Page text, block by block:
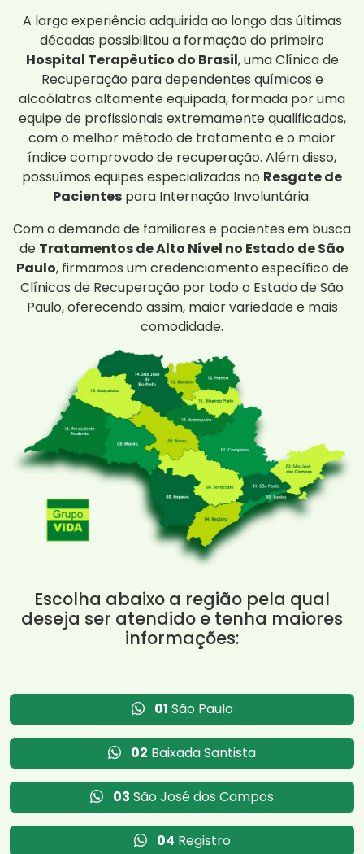
A larga experiência adquirida ao longo das últimas
décadas possibilitou a formação do primeiro
Hospital Terapêutico do Brasil, uma Clínica de
Recuperação para dependentes químicos e
alcoólatras altamente equipada, formada por uma
equipe de profissionais extremamente qualificados,
com o melhor método de tratamento e o maior
índice comprovado de recuperação. Além disso,
possuímos equipes especializadas no Resgate de
Pacientes para Internação Involuntária.
Com a demanda de familiares e pacientes em busca
de Tratamentos de Alto Nível no Estado de São
Paulo, firmamos um credenciamento específico de
Clínicas de Recuperação por todo o Estado de São
Paulo, oferecendo assim, maior variedade e mais
comodidade.
Escolha abaixo a região pela qual
deseja ser atendido e tenha maiores
informações:
01 São Paulo
02 Baixada Santista
03 São José dos Campos
04 Registro